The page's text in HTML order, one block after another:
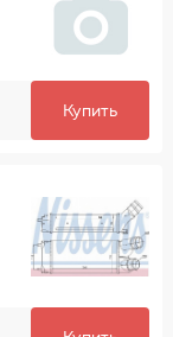
Купить